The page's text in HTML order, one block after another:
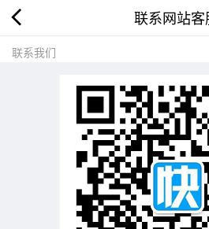
联系网站客
联系我们